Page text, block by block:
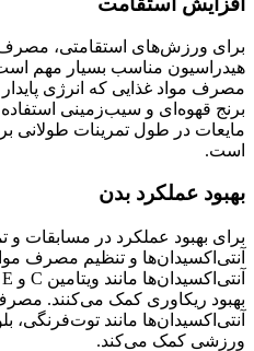
برای ورزش‌های استقامتی، مصرف
هیدراسیون مناسب بسیار مهم
مصرف مواد غذایی که انرژی
برنج قهوه‌ای و سیب‌زمینی
مایعات در طول تمرینات طولانی
است.
بهبود عملکرد بدن
برای بهبود عملکرد در مسابقات
آنتی‌اکسیدان‌ها و تنظیم مصرف
بهبود ریکاوری کمک می‌کنند.
آنتی‌اکسیدان‌ها مانند توت‌فرنگی،
ورزشی کمک می‌کند.